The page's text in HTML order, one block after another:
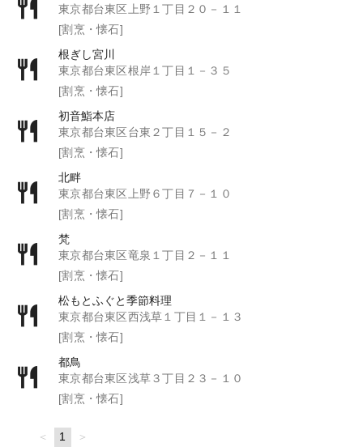
東京都台東区上野１丁目２０－１１
[割烹・懐石]
根ぎし宮川
東京都台東区根岸１丁目１－３５
[割烹・懐石]
初音鮨本店
東京都台東区台東２丁目１５－２
[割烹・懐石]
北畔
東京都台東区上野６丁目７－１０
[割烹・懐石]
梵
東京都台東区竜泉１丁目２－１１
[割烹・懐石]
松もとふぐと季節料理
東京都台東区西浅草１丁目１－１３
[割烹・懐石]
都鳥
東京都台東区浅草３丁目２３－１０
[割烹・懐石]
page
You're
1 page